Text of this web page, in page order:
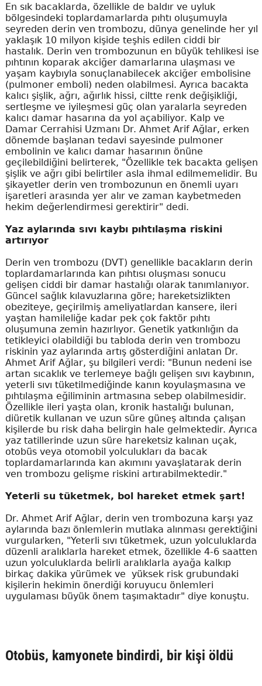
En sık bacaklarda, özellikle de baldır ve uyluk
bölgesindeki toplardamarlarda pıhtı oluşumuyla
seyreden derin ven trombozu, dünya genelinde her yıl
yaklaşık 10 milyon kişide teşhis edilen ciddi bir
hastalık. Derin ven trombozunun en büyük tehlikesi ise
pıhtının koparak akciğer damarlarına ulaşması ve
yaşam kaybıyla sonuçlanabilecek akciğer embolisine
(pulmoner emboli) neden olabilmesi. Ayrıca bacakta
kalıcı şişlik, ağrı, ağırlık hissi, ciltte renk değişikliği,
sertleşme ve iyileşmesi güç olan yaralarla seyreden
kalıcı damar hasarına da yol açabiliyor. Kalp ve
Damar Cerrahisi Uzmanı Dr. Ahmet Arif Ağlar, erken
dönemde başlanan tedavi sayesinde pulmoner
embolinin ve kalıcı damar hasarının önüne
geçilebildiğini belirterek, "Özellikle tek bacakta gelişen
şişlik ve ağrı gibi belirtiler asla ihmal edilmemelidir. Bu
şikayetler derin ven trombozunun en önemli uyarı
işaretleri arasında yer alır ve zaman kaybetmeden
hekim değerlendirmesi gerektirir" dedi.
Yaz aylarında sıvı kaybı pıhtılaşma riskini
artırıyor
Derin ven trombozu (DVT) genellikle bacakların derin
toplardamarlarında kan pıhtısı oluşması sonucu
gelişen ciddi bir damar hastalığı olarak tanımlanıyor.
Güncel sağlık kılavuzlarına göre; hareketsizlikten
obeziteye, geçirilmiş ameliyatlardan kansere, ileri
yaştan hamileliğe kadar pek çok faktör pıhtı
oluşumuna zemin hazırlıyor. Genetik yatkınlığın da
tetikleyici olabildiği bu tabloda derin ven trombozu
riskinin yaz aylarında artış gösterdiğini anlatan Dr.
Ahmet Arif Ağlar, şu bilgileri verdi: "Bunun nedeni ise
artan sıcaklık ve terlemeye bağlı gelişen sıvı kaybının,
yeterli sıvı tüketilmediğinde kanın koyulaşmasına ve
pıhtılaşma eğiliminin artmasına sebep olabilmesidir.
Özellikle ileri yaşta olan, kronik hastalığı bulunan,
diüretik kullanan ve uzun süre güneş altında çalışan
kişilerde bu risk daha belirgin hale gelmektedir. Ayrıca
yaz tatillerinde uzun süre hareketsiz kalınan uçak,
otobüs veya otomobil yolculukları da bacak
toplardamarlarında kan akımını yavaşlatarak derin
ven trombozu gelişme riskini artırabilmektedir."
Yeterli su tüketmek, bol hareket etmek şart!
Dr. Ahmet Arif Ağlar, derin ven trombozuna karşı yaz
aylarında bazı önlemlerin mutlaka alınması gerektiğini
vurgularken, "Yeterli sıvı tüketmek, uzun yolculuklarda
düzenli aralıklarla hareket etmek, özellikle 4-6 saatten
uzun yolculuklarda belirli aralıklarla ayağa kalkıp
birkaç dakika yürümek ve yüksek risk grubundaki
kişilerin hekimin önerdiği koruyucu önlemleri
uygulaması büyük önem taşımaktadır" diye konuştu.
Otobüs, kamyonete bindirdi, bir kişi öldü